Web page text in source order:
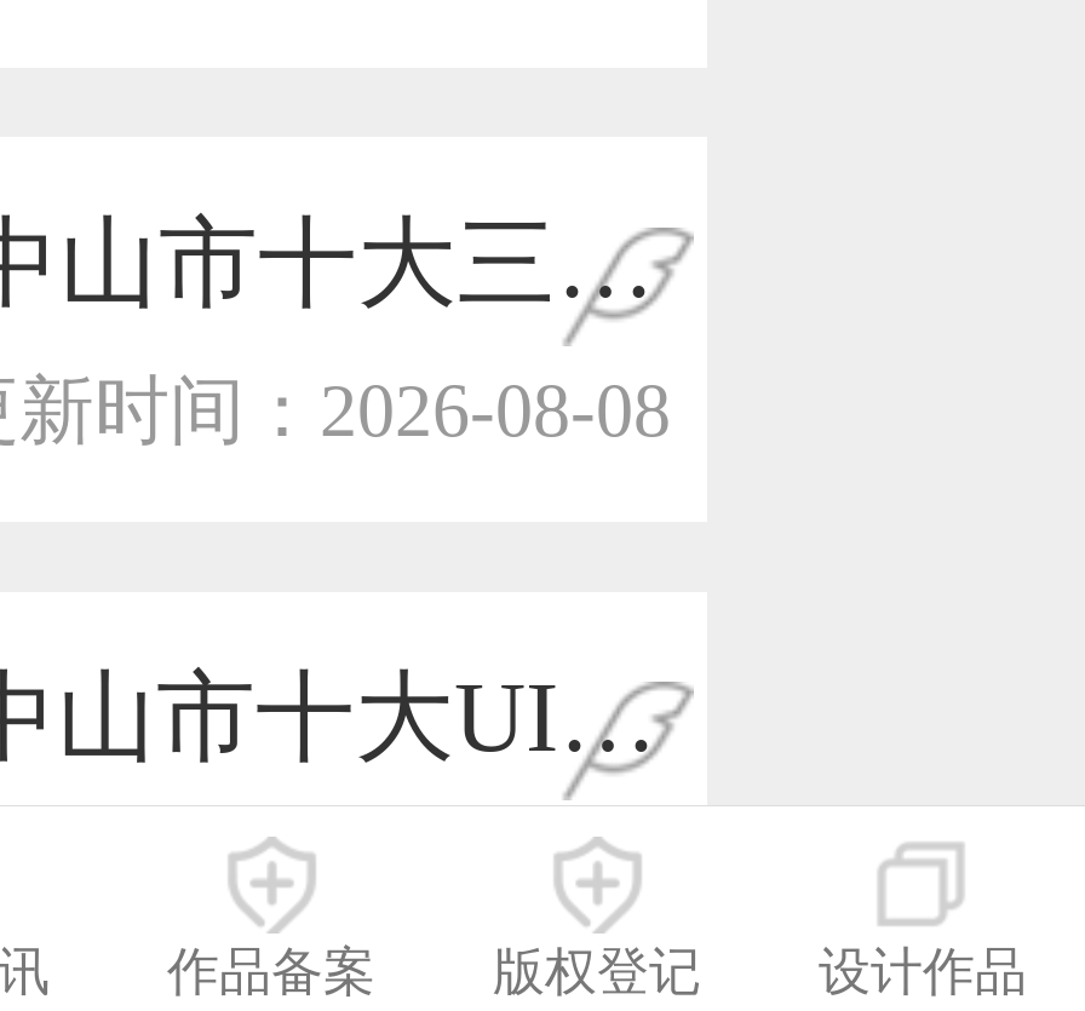
用户作品已成功备案！
山市十大三维
设计师
新时间：2026-08-08
山市十大UI设
计师
时间：2026-08-08
作品备案 版权登记 设计作品